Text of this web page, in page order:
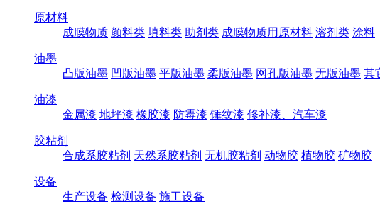
原材料
成膜物质 颜料类 填料类 助剂类 成膜物质用原材料 溶剂类 涂料
油墨
凸版油墨 凹版油墨 平版油墨 柔版油墨 网孔版油墨 无版油墨 其
油漆
金属漆 地坪漆 橡胶漆 防霉漆 锤纹漆 修补漆、汽车漆
胶粘剂
合成系胶粘剂 天然系胶粘剂 无机胶粘剂 动物胶 植物胶 矿物胶
设备
生产设备 检测设备 施工设备